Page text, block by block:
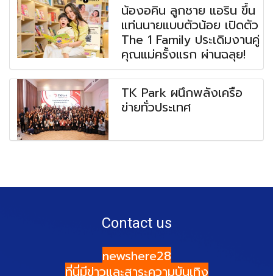
น้องอคิน ลูกชาย แอริน ขึ้น
แท่นนายแบบตัวน้อย เปิดตัว
The 1 Family ประเดิมงานคู่
คุณแม่ครั้งแรก ผ่านฉลุย!
TK Park ผนึกพลังเครือ
ข่ายทั่วประเทศ
Contact us
newshere28
ที่นี่มีข่าวและสาระความบันเทิง